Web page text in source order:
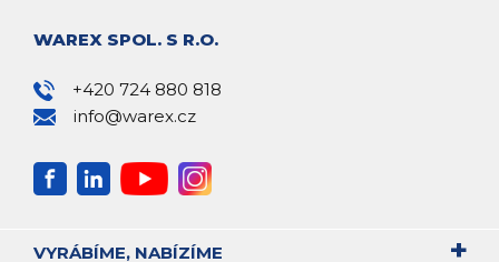
WAREX SPOL. S R.O.
+420 724 880 818
info@warex.cz
VYRÁBÍME, NABÍZÍME